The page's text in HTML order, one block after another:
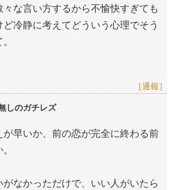
な言い方するから不愉快すぎても
冷静に考えてどういう心理でそう
［通報］
しのガチレズ
早いか、前の恋が完全に終わる前
なかっただけで、いい人がいたら